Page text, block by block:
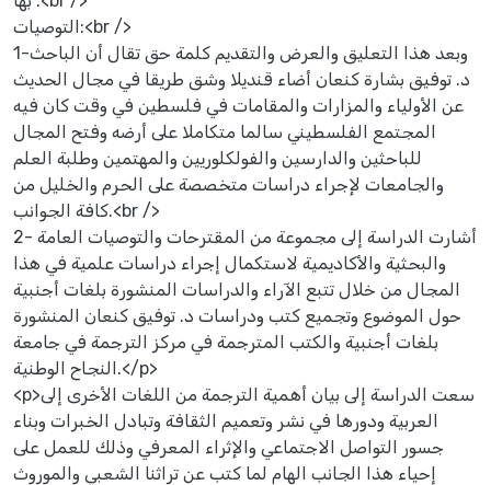
التوصيات:<br />
1-وبعد هذا التعليق والعرض والتقديم كلمة حق تقال أن الباحث
د. توفيق بشارة كنعان أضاء قنديلا وشق طريقا في مجال الحديث
عن الأولياء والمزارات والمقامات في فلسطين في وقت كان فيه
المجتمع الفلسطيني سالما متكاملا على أرضه وفتح المجال
للباحثين والدارسين والفولكلوريين والمهتمين وطلبة العلم
والجامعات لإجراء دراسات متخصصة على الحرم والخليل من
كافة الجوانب.<br />
2- أشارت الدراسة إلى مجموعة من المقترحات والتوصيات العامة
والبحثية والأكاديمية لاستكمال إجراء دراسات علمية في هذا
المجال من خلال تتبع الآراء والدراسات المنشورة بلغات أجنبية
حول الموضوع وتجميع كتب ودراسات د. توفيق كنعان المنشورة
بلغات أجنبية والكتب المترجمة في مركز الترجمة في جامعة
النجاح الوطنية.</p>
<p>سعت الدراسة إلى بيان أهمية الترجمة من اللغات الأخرى إلى
العربية ودورها في نشر وتعميم الثقافة وتبادل الخبرات وبناء
جسور التواصل الاجتماعي والإثراء المعرفي وذلك للعمل على
إحياء هذا الجانب الهام لما كتب عن تراثنا الشعبي والموروث